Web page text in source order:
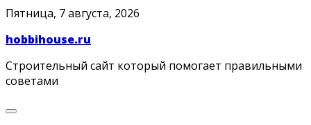
Skip
content
Пятница, 7 августа, 2026
hobbihouse.ru
Строительный сайт который помогает правильными
советами